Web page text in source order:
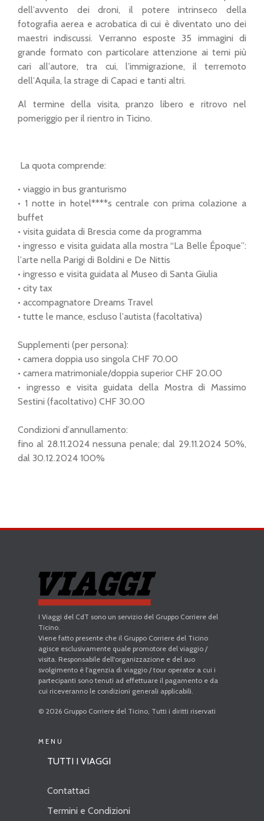
dell’avvento dei droni, il potere intrinseco della
fotografia aerea e acrobatica di cui è diventato uno dei
maestri indiscussi. Verranno esposte 35 immagini di
grande formato con particolare attenzione ai temi più
cari all’autore, tra cui, l’immigrazione, il terremoto
dell’Aquila, la strage di Capaci e tanti altri.
Al termine della visita, pranzo libero e ritrovo nel
pomeriggio per il rientro in Ticino.
La quota comprende:
• viaggio in bus granturismo
• 1 notte in hotel****s centrale con prima colazione a
buffet
• visita guidata di Brescia come da programma
• ingresso e visita guidata alla mostra “La Belle Époque”:
l’arte nella Parigi di Boldini e De Nittis
• ingresso e visita guidata al Museo di Santa Giulia
• city tax
• accompagnatore Dreams Travel
• tutte le mance, escluso l’autista (facoltativa)
Supplementi (per persona):
• camera doppia uso singola CHF 70.00
• camera matrimoniale/doppia superior CHF 20.00
• ingresso e visita guidata della Mostra di Massimo
Sestini (facoltativo) CHF 30.00
Condizioni d’annullamento:
fino al 28.11.2024 nessuna penale; dal 29.11.2024 50%,
dal 30.12.2024 100%
I Viaggi del CdT sono un servizio del Gruppo Corriere del
Ticino.
Viene fatto presente che il Gruppo Corriere del Ticino
agisce esclusivamente quale promotore del viaggio /
visita. Responsabile dell'organizzazione e del suo
svolgimento è l'agenzia di viaggio / tour operator a cui i
partecipanti sono tenuti ad effettuare il pagamento e da
cui riceveranno le condizioni generali applicabili.
© 2026 Gruppo Corriere del Ticino, Tutti i diritti riservati
MENU
TUTTI I VIAGGI
Contattaci
Termini e Condizioni